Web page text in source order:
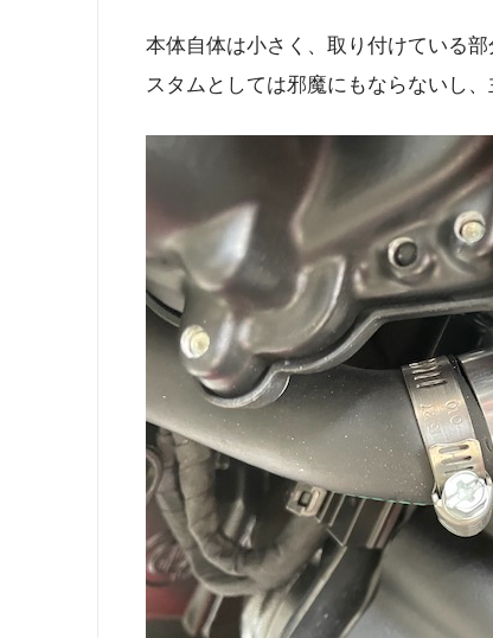
本体自体は小さく、取り付けている
スタムとしては邪魔にもならないし、